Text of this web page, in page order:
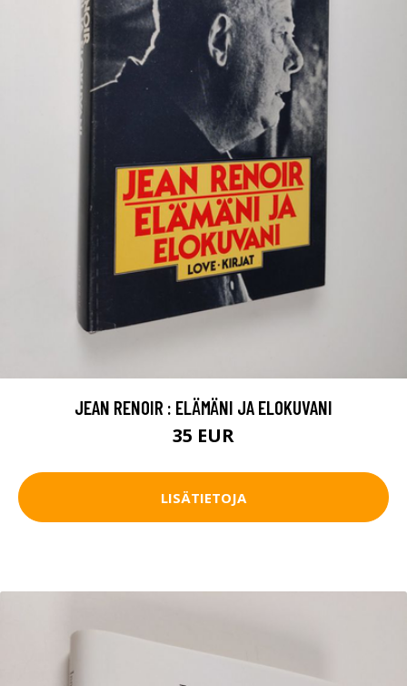
JEAN RENOIR : ELÄMÄNI JA ELOKUVANI
35 EUR
LISÄTIETOJA